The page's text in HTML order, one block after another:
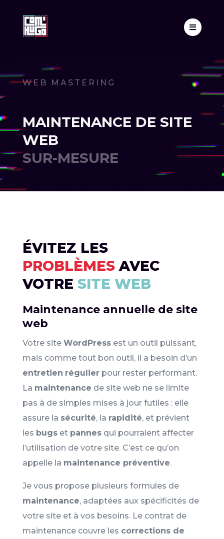

WEB MASTERING
MAINTENANCE DE SITE
WEB
SUR-MESURE
ÉVITEZ LES
PROBLÈMESAVEC
VOTRE SITE WEB
Maintenance annuelle de site
web
Votre site WordPressest un outil puissant,
mais comme tout bon outil, il a besoin d’un
entretien régulierpour rester performant.
La maintenance de site web ne se limite
pas à de simples mises à jour futiles : elle
assure la sécurité, la rapidité, et prévient
les bugset pannesqui pourraient affecter
l’utilisation de votre site. C’est ce qu’on
appelle la maintenance préventive.
Je vous propose plusieurs formules de
maintenance, adaptées aux spécificités de
votre site et à vos besoins. Le contrat de
maintenance couvre les corrections de